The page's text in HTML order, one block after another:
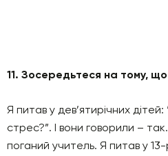
11. Зосередьтеся на тому,
Я питав у дев’ятирічних
стрес?”. І вони говорили –
поганий учитель. Я питав у